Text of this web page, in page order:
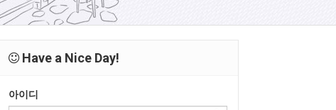
Have a Nice Day!
아이디